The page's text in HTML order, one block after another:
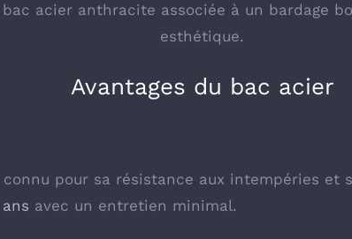
acier anthracite associée à un bardage
esthétique.
Avantages du bac acier
pour sa résistance aux intempéries et
avec un entretien minimal.